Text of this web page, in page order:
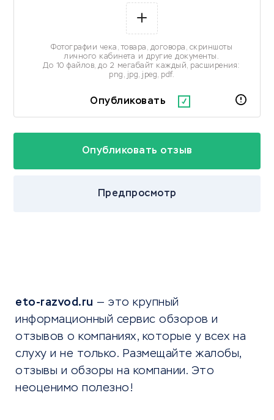
Опубликовать
Фотографии чека, товара, договора, скриншоты
личного кабинета и другие документы.
До 10 файлов, до 2 мегабайт каждый, расширения:
png, jpg, jpeg, pdf.
Предпросмотр
eto-razvod.ru — это крупный
информационный сервис обзоров и
отзывов о компаниях, которые у всех на
слуху и не только. Размещайте жалобы,
отзывы и обзоры на компании. Это
неоценимо полезно!